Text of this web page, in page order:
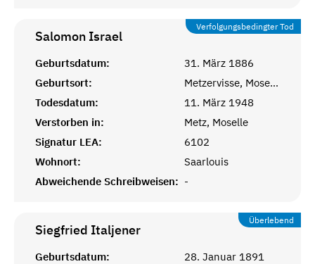
Verfolgungsbedingter Tod
Salomon Israel
Geburtsdatum:
31. März 1886
Geburtsort:
Metzervisse, Moselle
Todesdatum:
11. März 1948
Verstorben in:
Metz, Moselle
Signatur LEA:
6102
Wohnort:
Saarlouis
Abweichende Schreibweisen: -
Überlebend
Siegfried Italjener
Geburtsdatum:
28. Januar 1891